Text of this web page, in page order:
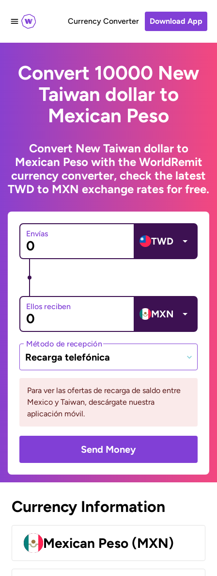
Currency Converter Download App
Convert 10000 New
Taiwan dollar to
Mexican Peso
Convert New Taiwan dollar to
Mexican Peso with the WorldRemit
currency converter, check the latest
TWD to MXN exchange rates for free.
Envías
TWD
Ellos reciben
MXN
Método de recepción
Recarga telefónica
Para ver las ofertas de recarga de saldo entre
Mexico y Taiwan, descárgate nuestra
aplicación móvil.
Send Money
Currency Information
Mexican Peso (MXN)